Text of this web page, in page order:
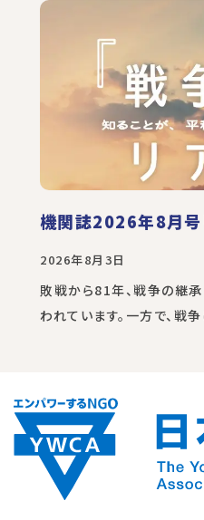
機関誌2026年8月号
2026年8月3日
敗戦から81年、戦争の継
われています。一方で、戦争